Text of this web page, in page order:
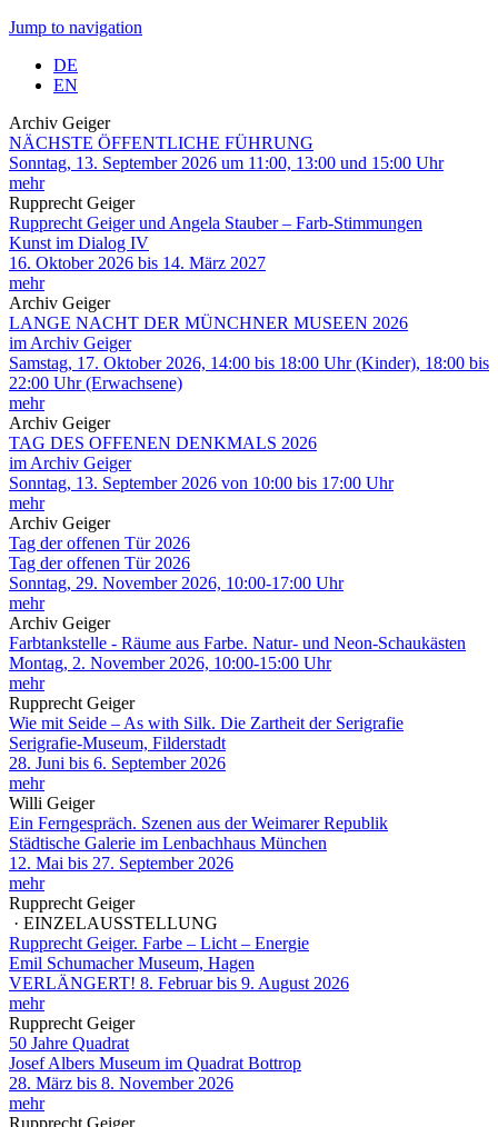
Jump to navigation
DE
EN
Archiv Geiger
NÄCHSTE ÖFFENTLICHE FÜHRUNG
Sonntag, 13. September 2026 um 11:00, 13:00 und 15:00 Uhr
mehr
Rupprecht Geiger
Rupprecht Geiger und Angela Stauber – Farb-Stimmungen
Kunst im Dialog IV
16. Oktober 2026 bis 14. März 2027
mehr
Archiv Geiger
LANGE NACHT DER MÜNCHNER MUSEEN 2026
im Archiv Geiger
Samstag, 17. Oktober 2026, 14:00 bis 18:00 Uhr (Kinder), 18:00 bis
22:00 Uhr (Erwachsene)
mehr
Archiv Geiger
TAG DES OFFENEN DENKMALS 2026
im Archiv Geiger
Sonntag, 13. September 2026 von 10:00 bis 17:00 Uhr
mehr
Archiv Geiger
Tag der offenen Tür 2026
Tag der offenen Tür 2026
Sonntag, 29. November 2026, 10:00-17:00 Uhr
mehr
Archiv Geiger
Farbtankstelle - Räume aus Farbe. Natur- und Neon-Schaukästen
Montag, 2. November 2026, 10:00-15:00 Uhr
mehr
Rupprecht Geiger
Wie mit Seide – As with Silk. Die Zartheit der Serigrafie
Serigrafie-Museum, Filderstadt
28. Juni bis 6. September 2026
mehr
Willi Geiger
Ein Ferngespräch. Szenen aus der Weimarer Republik
Städtische Galerie im Lenbachhaus München
12. Mai bis 27. September 2026
mehr
Rupprecht Geiger
· EINZELAUSSTELLUNG
Rupprecht Geiger. Farbe – Licht – Energie
Emil Schumacher Museum, Hagen
VERLÄNGERT! 8. Februar bis 9. August 2026
mehr
Rupprecht Geiger
50 Jahre Quadrat
Josef Albers Museum im Quadrat Bottrop
28. März bis 8. November 2026
mehr
Rupprecht Geiger